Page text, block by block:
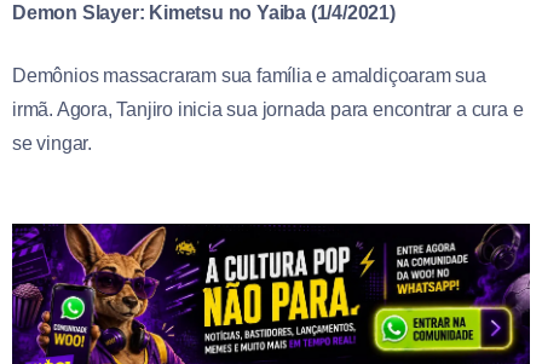
Demon Slayer: Kimetsu no Yaiba (1/4/2021)
Demônios massacraram sua família e amaldiçoaram sua
irmã. Agora, Tanjiro inicia sua jornada para encontrar a cura e
se vingar.